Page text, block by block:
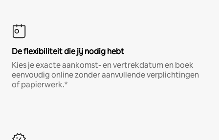
De flexibiliteit die jij nodig hebt
Kies je exacte aankomst- en vertrekdatum en boek
eenvoudig online zonder aanvullende verplichtingen
of papierwerk.*